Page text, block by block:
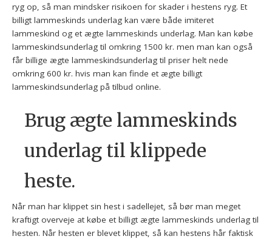
ryg op, så man mindsker risikoen for skader i hestens ryg. Et
billigt lammeskinds underlag kan være både imiteret
lammeskind og et ægte lammeskinds underlag. Man kan købe
lammeskindsunderlag til omkring 1500 kr. men man kan også
får billige ægte lammeskindsunderlag til priser helt nede
omkring 600 kr. hvis man kan finde et ægte billigt
lammeskindsunderlag på tilbud online.
Brug ægte lammeskinds
underlag til klippede
heste.
Når man har klippet sin hest i sadellejet, så bør man meget
kraftigt overveje at købe et billigt ægte lammeskinds underlag til
hesten. Når hesten er blevet klippet, så kan hestens hår faktisk